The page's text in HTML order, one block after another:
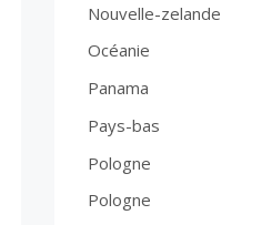
Nouvelle-zelande
Océanie
Panama
Pays-bas
Pologne
Pologne